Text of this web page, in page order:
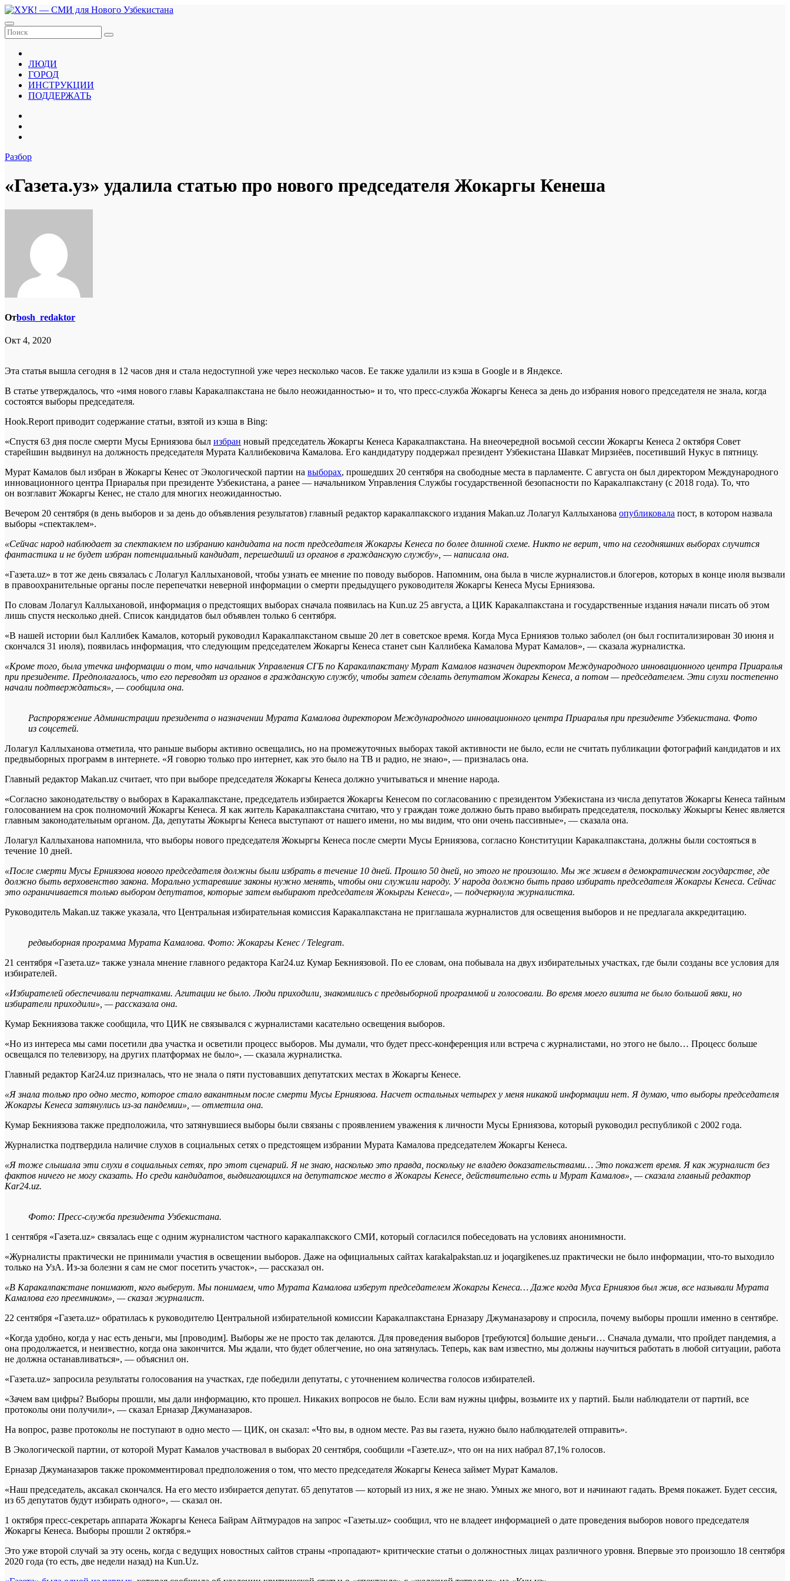
Перейти
к
содержанию
ЛЮДИ
ГОРОД
ИНСТРУКЦИИ
ПОДДЕРЖАТЬ
Разбор
«Газета.уз» удалила статью про нового председателя Жокаргы Кенеша
Отbosh_redaktor
Окт 4, 2020
Эта статья вышла сегодня в 12 часов дня и стала недоступной уже через несколько часов. Ее также удалили из кэша в Google и в Яндексе.
В статье утверждалось, что «имя нового главы Каракалпакстана не было неожиданностью» и то, что пресс-служба Жокаргы Кенеса за день до избрания нового председателя не знала, когда
состоятся выборы председателя.
Hook.Report приводит содержание статьи, взятой из кэша в Bing:
«Спустя 63 дня после смерти Мусы Ерниязова был избран новый председатель Жокаргы Кенеса Каракалпакстана. На внеочередной восьмой сессии Жокаргы Кенеса 2 октября Совет
старейшин выдвинул на должность председателя Мурата Каллибековича Камалова. Его кандидатуру поддержал президент Узбекистана Шавкат Мирзиёев, посетивший Нукус в пятницу.
Мурат Камалов был избран в Жокаргы Кенес от Экологической партии на выборах, прошедших 20 сентября на свободные места в парламенте. С августа он был директором Международного
инновационного центра Приаралья при президенте Узбекистана, а ранее — начальником Управления Службы государственной безопасности по Каракалпакстану (с 2018 года). То, что
он возглавит Жокаргы Кенес, не стало для многих неожиданностью.
Вечером 20 сентября (в день выборов и за день до объявления результатов) главный редактор каракалпакского издания Makan.uz Лолагул Каллыханова опубликовала пост, в котором назвала
выборы «спектаклем».
«Сейчас народ наблюдает за спектаклем по избранию кандидата на пост председателя Жокаргы Кенеса по более длинной схеме. Никто не верит, что на сегодняшних выборах случится
фантастика и не будет избран потенциальный кандидат, перешедший из органов в гражданскую службу», — написала она.
«Газета.uz» в тот же день связалась с Лолагул Каллыхановой, чтобы узнать ее мнение по поводу выборов. Напомним, она была в числе журналистов.и блогеров, которых в конце июля вызвали
в правоохранительные органы после перепечатки неверной информации о смерти предыдущего руководителя Жокаргы Кенеса Мусы Ерниязова.
По словам Лолагул Каллыхановой, информация о предстоящих выборах сначала появилась на Kun.uz 25 августа, а ЦИК Каракалпакстана и государственные издания начали писать об этом
лишь спустя несколько дней. Список кандидатов был объявлен только 6 сентября.
«В нашей истории был Каллибек Камалов, который руководил Каракалпакстаном свыше 20 лет в советское время. Когда Муса Ерниязов только заболел (он был госпитализирован 30 июня и
скончался 31 июля), появилась информация, что следующим председателем Жокаргы Кенеса станет сын Каллибека Камалова Мурат Камалов», — сказала журналистка.
«Кроме того, была утечка информации о том, что начальник Управления СГБ по Каракалпакстану Мурат Камалов назначен директором Международного инновационного центра Приаралья
при президенте. Предполагалось, что его переводят из органов в гражданскую службу, чтобы затем сделать депутатом Жокаргы Кенеса, а потом — председателем. Эти слухи постепенно
начали подтверждаться», — сообщила она.
Распроряжение Администрации президента о назначении Мурата Камалова директором Международного инновационного центра Приаралья при президенте Узбекистана. Фото
из соцсетей.
Лолагул Каллыханова отметила, что раньше выборы активно освещались, но на промежуточных выборах такой активности не было, если не считать публикации фотографий кандидатов и их
предвыборных программ в интернете. «Я говорю только про интернет, как это было на ТВ и радио, не знаю», — призналась она.
Главный редактор Makan.uz считает, что при выборе председателя Жокаргы Кенеса должно учитываться и мнение народа.
«Согласно законодательству о выборах в Каракалпакстане, председатель избирается Жокаргы Кенесом по согласованию с президентом Узбекистана из числа депутатов Жокаргы Кенеса тайным
голосованием на срок полномочий Жокаргы Кенеса. Я как житель Каракалпакстана считаю, что у граждан тоже должно быть право выбирать председателя, поскольку Жокыргы Кенес является
главным законодательным органом. Да, депутаты Жокыргы Кенеса выступают от нашего имени, но мы видим, что они очень пассивные», — сказала она.
Лолагул Каллыханова напомнила, что выборы нового председателя Жокыргы Кенеса после смерти Мусы Ерниязова, согласно Конституции Каракалпакстана, должны были состояться в
течение 10 дней.
«После смерти Мусы Ерниязова нового председателя должны были избрать в течение 10 дней. Прошло 50 дней, но этого не произошло. Мы же живем в демократическом государстве, где
должно быть верховенство закона. Морально устаревшие законы нужно менять, чтобы они служили народу. У народа должно быть право избирать председателя Жокаргы Кенеса. Сейчас
это ограничивается только выбором депутатов, которые затем выбирают председателя Жокыргы Кенеса», — подчеркнула журналистка.
Руководитель Makan.uz также указала, что Центральная избирательная комиссия Каракалпакстана не приглашала журналистов для освещения выборов и не предлагала аккредитацию.
редвыборная программа Мурата Камалова. Фото: Жокаргы Кенес / Telegram.
21 сентября «Газета.uz» также узнала мнение главного редактора Kar24.uz Кумар Бекниязовой. По ее словам, она побывала на двух избирательных участках, где были созданы все условия для
избирателей.
«Избирателей обеспечивали перчатками. Агитации не было. Люди приходили, знакомились с предвыборной программой и голосовали. Во время моего визита не было большой явки, но
избиратели приходили», — рассказала она.
Кумар Бекниязова также сообщила, что ЦИК не связывался с журналистами касательно освещения выборов.
«Но из интереса мы сами посетили два участка и осветили процесс выборов. Мы думали, что будет пресс-конференция или встреча с журналистами, но этого не было… Процесс больше
освещался по телевизору, на других платформах не было», — сказала журналистка.
Главный редактор Kar24.uz призналась, что не знала о пяти пустовавших депутатских местах в Жокаргы Кенесе.
«Я знала только про одно место, которое стало вакантным после смерти Мусы Ерниязова. Насчет остальных четырех у меня никакой информации нет. Я думаю, что выборы председателя
Жокаргы Кенеса затянулись из-за пандемии», — отметила она.
Кумар Бекниязова также предположила, что затянувшиеся выборы были связаны с проявлением уважения к личности Мусы Ерниязова, который руководил республикой с 2002 года.
Журналистка подтвердила наличие слухов в социальных сетях о предстоящем избрании Мурата Камалова председателем Жокаргы Кенеса.
«Я тоже слышала эти слухи в социальных сетях, про этот сценарий. Я не знаю, насколько это правда, поскольку не владею доказательствами… Это покажет время. Я как журналист без
фактов ничего не могу сказать. Но среди кандидатов, выдвигающихся на депутатское место в Жокаргы Кенесе, действительно есть и Мурат Камалов», — сказала главный редактор
Kar24.uz.
Фото: Пресс-служба президента Узбекистана.
1 сентября «Газета.uz» связалась еще с одним журналистом частного каракалпакского СМИ, который согласился побеседовать на условиях анонимности.
«Журналисты практически не принимали участия в освещении выборов. Даже на официальных сайтах karakalpakstan.uz и joqargikenes.uz практически не было информации, что-то выходило
только на УзА. Из-за болезни я сам не смог посетить участок», — рассказал он.
«В Каракалпакстане понимают, кого выберут. Мы понимаем, что Мурата Камалова изберут председателем Жокаргы Кенеса… Даже когда Муса Ерниязов был жив, все называли Мурата
Камалова его преемником», — сказал журналист.
22 сентября «Газета.uz» обратилась к руководителю Центральной избирательной комиссии Каракалпакстана Ерназару Джуманазарову и спросила, почему выборы прошли именно в сентябре.
«Когда удобно, когда у нас есть деньги, мы [проводим]. Выборы же не просто так делаются. Для проведения выборов [требуются] большие деньги… Сначала думали, что пройдет пандемия, а
она продолжается, и неизвестно, когда она закончится. Мы ждали, что будет облегчение, но она затянулась. Теперь, как вам известно, мы должны научиться работать в любой ситуации, работа
не должна останавливаться», — объяснил он.
«Газета.uz» запросила результаты голосования на участках, где победили депутаты, с уточнением количества голосов избирателей.
«Зачем вам цифры? Выборы прошли, мы дали информацию, кто прошел. Никаких вопросов не было. Если вам нужны цифры, возьмите их у партий. Были наблюдатели от партий, все
протоколы они получили», — сказал Ерназар Джуманазаров.
На вопрос, разве протоколы не поступают в одно место — ЦИК, он сказал: «Что вы, в одном месте. Раз вы газета, нужно было наблюдателей отправить».
В Экологической партии, от которой Мурат Камалов участвовал в выборах 20 сентября, сообщили «Газете.uz», что он на них набрал 87,1% голосов.
Ерназар Джуманазаров также прокомментировал предположения о том, что место председателя Жокаргы Кенеса займет Мурат Камалов.
«Наш председатель, аксакал скончался. На его место избирается депутат. 65 депутатов — который из них, я же не знаю. Умных же много, вот и начинают гадать. Время покажет. Будет сессия,
из 65 депутатов будут избирать одного», — сказал он.
1 октября пресс-секретарь аппарата Жокаргы Кенеса Байрам Айтмурадов на запрос «Газеты.uz» сообщил, что не владеет информацией о дате проведения выборов нового председателя
Жокаргы Кенеса. Выборы прошли 2 октября.»
Это уже второй случай за эту осень, когда с ведущих новостных сайтов страны «пропадают» критические статьи о должностных лицах различного уровня. Впервые это произошло 18 сентября
2020 года (то есть, две недели назад) на Kun.Uz.